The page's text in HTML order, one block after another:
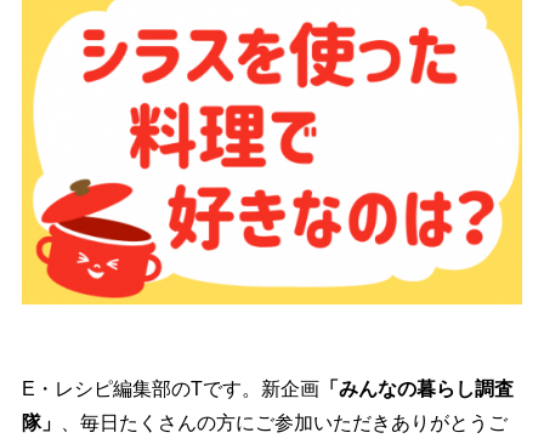
E・レシピ編集部のTです。新企画「みんなの暮らし調査
隊」
、毎日たくさんの方にご参加いただきありがとうご